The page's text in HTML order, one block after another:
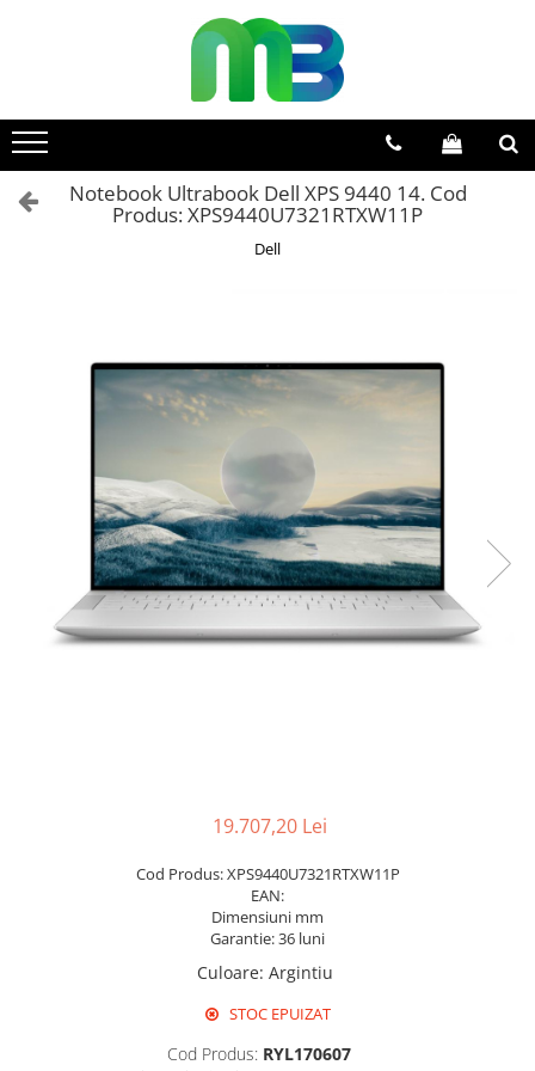
Articole din hartie
Agende si calendare
Hartie color
Registre si cuburi de hartie
Role case de marcat
Instrumente de scris
Pixuri cu pasta
Pixuri cu gel
Stilouri si rollere cu rezerve de
cerneala
Markere pe baza de vopsea
Markere pentru whiteboard si
Notebook Ultrabook Dell XPS 9440 14. Cod
Produs: XPS9440U7321RTXW11P
Dell
19.707,20 Lei
Cod Produs: XPS9440U7321RTXW11P
EAN:
Dimensiuni mm
Garantie: 36 luni
Culoare: Argintiu
STOC EPUIZAT
Cod Produs: RYL170607